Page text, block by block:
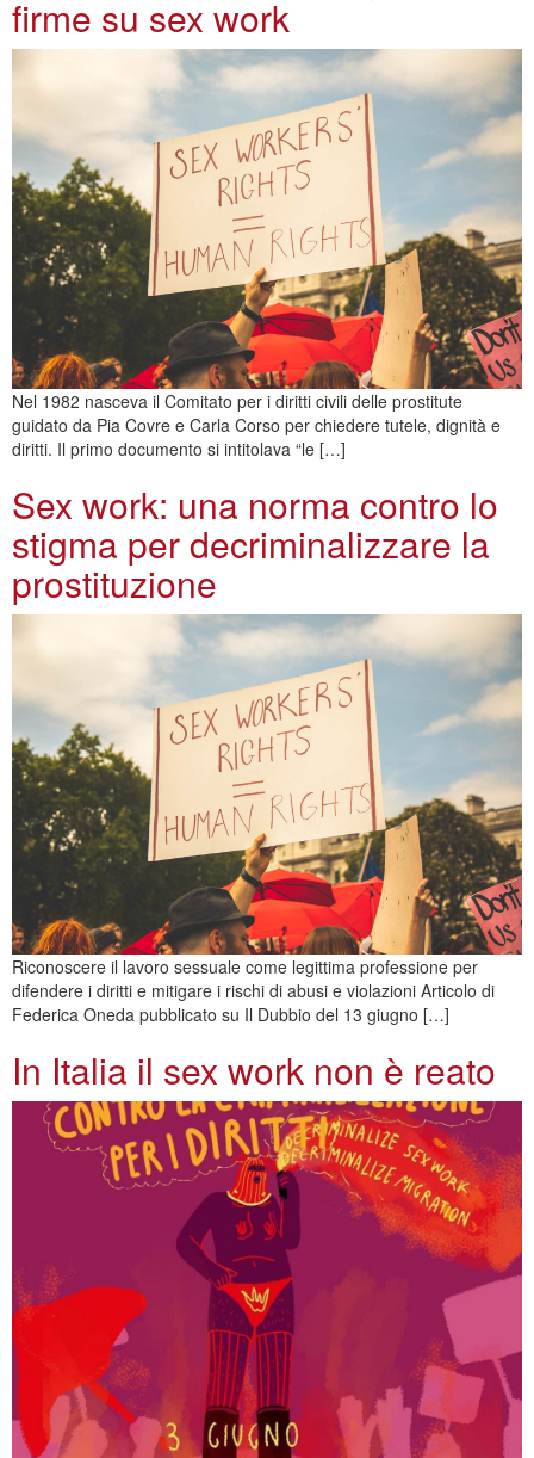
firme su sex work
Nel 1982 nasceva il Comitato per i diritti civili delle prostitute
guidato da Pia Covre e Carla Corso per chiedere tutele, dignità e
diritti. Il primo documento si intitolava “le […]
Sex work: una norma contro lo
stigma per decriminalizzare la
prostituzione
Riconoscere il lavoro sessuale come legittima professione per
difendere i diritti e mitigare i rischi di abusi e violazioni Articolo di
Federica Oneda pubblicato su Il Dubbio del 13 giugno […]
In Italia il sex work non è reato